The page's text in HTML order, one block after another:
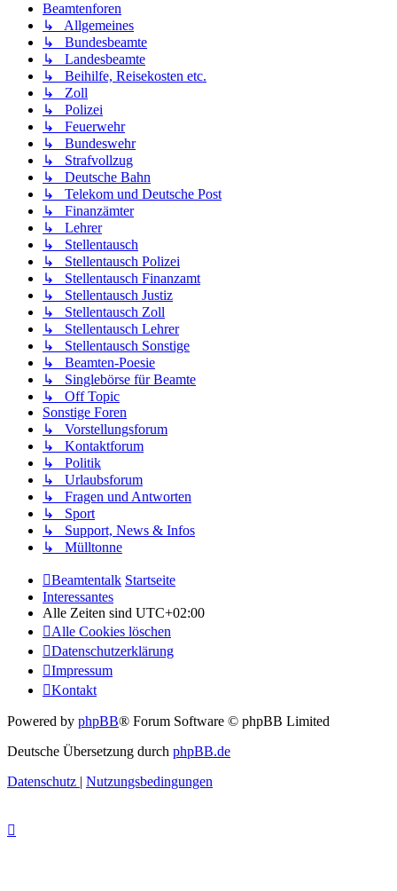
Beamtenforen
↳ Allgemeines
↳ Bundesbeamte
↳ Landesbeamte
↳ Beihilfe, Reisekosten etc.
↳ Zoll
↳ Polizei
↳ Feuerwehr
↳ Bundeswehr
↳ Strafvollzug
↳ Deutsche Bahn
↳ Telekom und Deutsche Post
↳ Finanzämter
↳ Lehrer
↳ Stellentausch
↳ Stellentausch Polizei
↳ Stellentausch Finanzamt
↳ Stellentausch Justiz
↳ Stellentausch Zoll
↳ Stellentausch Lehrer
↳ Stellentausch Sonstige
↳ Beamten-Poesie
↳ Singlebörse für Beamte
↳ Off Topic
Sonstige Foren
↳ Vorstellungsforum
↳ Kontaktforum
↳ Politik
↳ Urlaubsforum
↳ Fragen und Antworten
↳ Sport
↳ Support, News & Infos
↳ Mülltonne
Beamtentalk Startseite
Interessantes
Alle Zeiten sind UTC+02:00
Alle Cookies löschen
Datenschutzerklärung
Impressum
Kontakt
Powered by phpBB® Forum Software © phpBB Limited
Deutsche Übersetzung durch phpBB.de
Datenschutz | Nutzungsbedingungen